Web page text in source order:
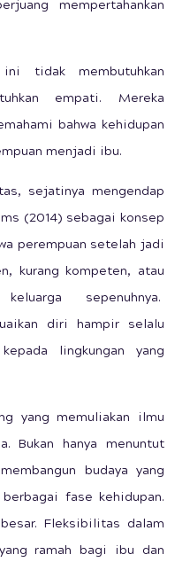
mempertahankan
ini tidak membutuhkan
empati. Mereka
bahwa kehidupan
menjadi ibu.
sejatinya mengendap
(2014) sebagai konsep
perempuan setelah jadi
kurang kompeten, atau
sepenuhnya.
diri hampir selalu
lingkungan yang
yang memuliakan ilmu
Bukan hanya menuntut
budaya yang
fase kehidupan.
Fleksibilitas dalam
ramah bagi ibu dan